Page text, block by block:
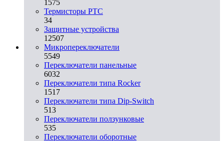
1575
Термисторы PTC
34
Защитные устройства
12507
Микропереключатели
5549
Переключатели панельные
6032
Переключатели типа Rocker
1517
Переключатели типа Dip-Switch
513
Переключатели ползунковые
535
Переключатели оборотные